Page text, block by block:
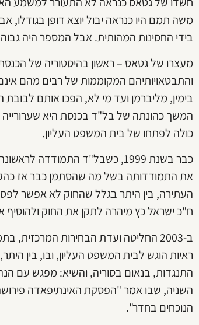
משה תמם היו כנראה יבול יוצא דופן בגודלו,
בידי החסינות המהותית. אבל המספר היה
מעצרו של גטאס – ראשון בהיסטוריה של
והתבטאויותיהם המקוממות של רבים מהם
בימין, מליברמן ועד מי לא, הפכו אותם
המשך כהונתה של בל"ד בכנסת היא
כולה לפתחו של בית המשפט העליון.
כבר בשנת 1999, כשבל"ד
את התמודדותה בשל מה שהסתמן כבר אז
העתירה, בין היתר בגלל שהחוק לא אפשר
ח"כ ישראל כץ מיהרה לתקן את החוק ולהוסיף
ב-2003 החליטה ועדת הבחירות
ראיות הוגש לבית המשפט העליון, ובו, בין
התנגדות, בנאום בסוריה, והשיא: מפגש עם
השניה, שבו אמר "הפסקת האינתיפאדה
הנוכחים בחדר".